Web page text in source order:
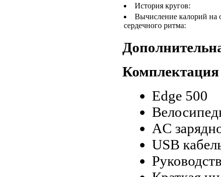
История кругов:
Вычисление калорий на
сердечного ритма:
Комплектация
Edge 500
AC
USB